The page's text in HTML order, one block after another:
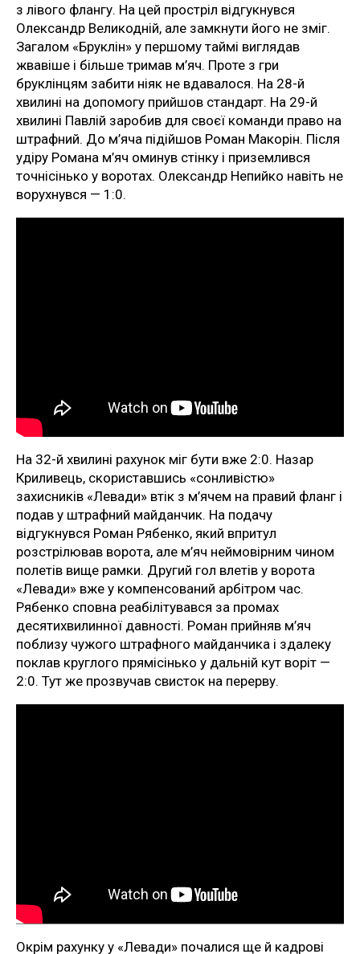
з лівого флангу. На цей простріл відгукнувся
Олександр Великодній, але замкнути його не зміг.
Загалом «Бруклін» у першому таймі виглядав
жвавіше і більше тримав м’яч. Проте з гри
бруклінцям забити ніяк не вдавалося. На 28-й
хвилині на допомогу прийшов стандарт. На 29-й
хвилині Павлій заробив для своєї команди право на
штрафний. До м’яча підійшов Роман Макорін. Після
удіру Романа м’яч оминув стінку і приземлився
точнісінько у воротах. Олександр Непийко навіть не
ворухнувся — 1:0.
На 32-й хвилині рахунок міг бути вже 2:0. Назар
Криливець, скориставшись «сонливістю»
захисників «Левади» втік з м’ячем на правий фланг і
подав у штрафний майданчик. На подачу
відгукнувся Роман Рябенко, який впритул
розстрілював ворота, але м’яч неймовірним чином
полетів вище рамки. Другий гол влетів у ворота
«Левади» вже у компенсований арбітром час.
Рябенко сповна реабілітувався за промах
десятихвилинної давності. Роман прийняв м’яч
поблизу чужого штрафного майданчика і здалеку
поклав круглого прямісінько у дальній кут воріт —
2:0. Тут же прозвучав свисток на перерву.
Окрім рахунку у «Левади» почалися ще й кадрові